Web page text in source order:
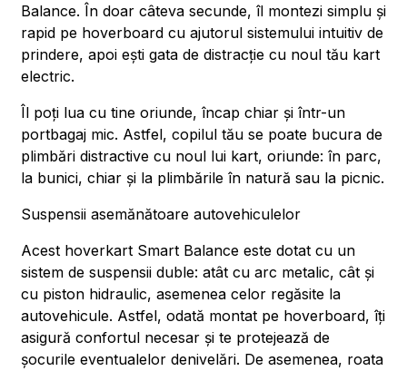
Balance. În doar câteva secunde, îl montezi simplu și
rapid pe hoverboard cu ajutorul sistemului intuitiv de
prindere, apoi ești gata de distracție cu noul tău kart
electric.
Îl poți lua cu tine oriunde, încap chiar și într-un
portbagaj mic. Astfel, copilul tău se poate bucura de
plimbări distractive cu noul lui kart, oriunde: în parc,
la bunici, chiar și la plimbările în natură sau la picnic.
Suspensii asemănătoare autovehiculelor
Acest hoverkart Smart Balance este dotat cu un
sistem de suspensii duble: atât cu arc metalic, cât și
cu piston hidraulic, asemenea celor regăsite la
autovehicule. Astfel, odată montat pe hoverboard, îți
asigură confortul necesar și te protejează de
șocurile eventualelor denivelări. De asemenea, roata